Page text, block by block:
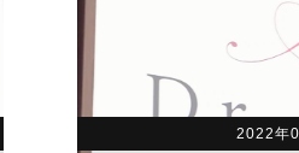
2022年